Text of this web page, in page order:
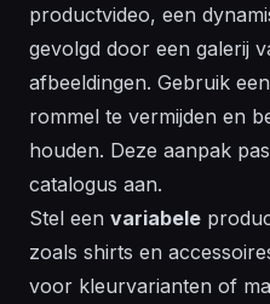
productvideo, een
gevolgd door een galerij
afbeeldingen. Gebruik een
rommel te vermijden en
houden. Deze aanpak
catalogus aan.
Stel een variabele
zoals shirts en
voor kleurvarianten of